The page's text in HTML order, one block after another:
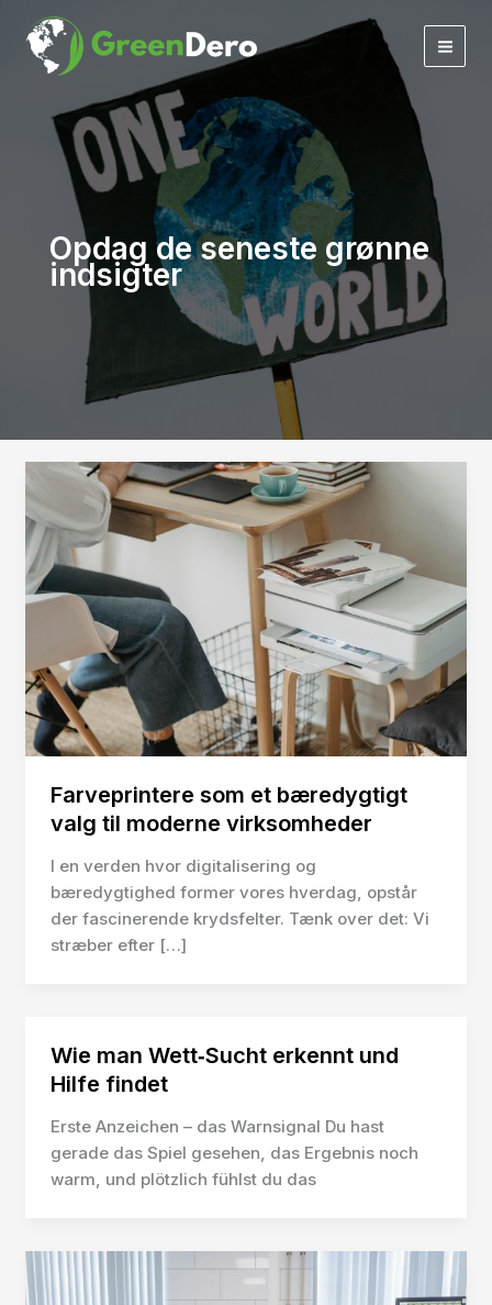
indholdet
Opdag de seneste grønne
indsigter
Farveprintere som et bæredygtigt
valg til moderne virksomheder
I en verden hvor digitalisering og
bæredygtighed former vores hverdag, opstår
der fascinerende krydsfelter. Tænk over det: Vi
stræber efter […]
Wie man Wett‑Sucht erkennt und
Hilfe findet
Erste Anzeichen – das Warnsignal Du hast
gerade das Spiel gesehen, das Ergebnis noch
warm, und plötzlich fühlst du das